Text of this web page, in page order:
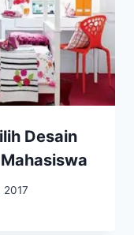
Desain
2017